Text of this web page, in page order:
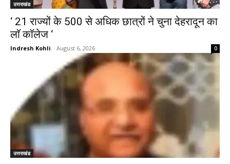
उत्तराखंड
‘ 21 राज्यों के 500 से अधिक छात्रों ने चुना देहरादून का
लाॅ काॅलेज ‘
Indresh Kohli - August 6, 2026 0
उत्तराखंड